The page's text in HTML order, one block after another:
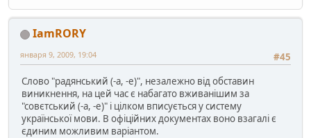
IamRORY
#45
января 9, 2009, 19:04
Слово "радянський (-а, -е)", незалежно від обставин
виникнення, на цей час є набагато вживанішим за
"совєтський (-а, -е)" і цілком вписується у систему
української мови. В офіційних документах воно взагалі є
єдиним можливим варіантом.